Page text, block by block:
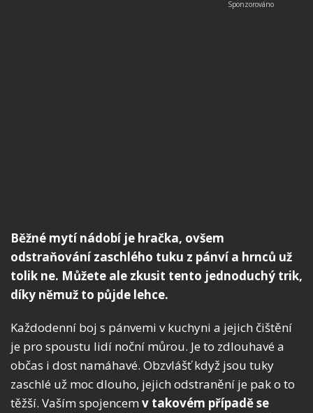
Běžné mytí nádobí je hračka, ovšem
odstraňování zaschlého tuku z pánví a hrnců už
tolik ne. Můžete ale zkusit tento jednoduchý trik,
díky němuž to půjde lehce.
Každodenní boj s pánvemi v kuchyni a jejich čištění
je pro spoustu lidí noční můrou. Je to zdlouhavé a
občas i dost namáhavé. Obzvlášť když jsou tuky
zaschlé už moc dlouho, jejich odstranění je pak o to
těžší. Vaším spojencem v takovém případě se